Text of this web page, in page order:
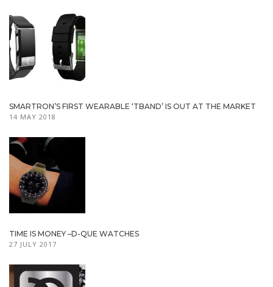
SMARTRON’S FIRST WEARABLE ‘TBAND’ IS OUT AT THE MARKET
14 MAY 2018
TIME IS MONEY –D-QUE WATCHES
27 JULY 2017